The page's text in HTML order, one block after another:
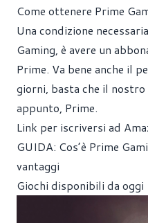
Come ottenere Prime
Una condizione
Gaming, è avere un
Prime. Va bene anche il
giorni, basta che il nostro
appunto, Prime.
Link per iscriversi ad
GUIDA: Cos’è Prime
vantaggi
Giochi disponibili da oggi